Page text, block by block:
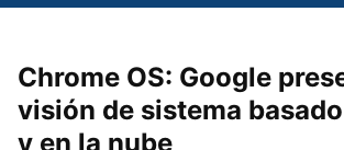
Chrome OS: Google
visión de sistema
y en la nube